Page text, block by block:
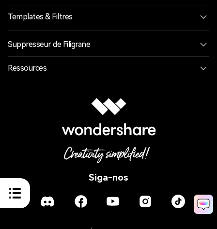
Siga-nos
Templates & Filtres
Suppresseur de Filigrane
Ressources